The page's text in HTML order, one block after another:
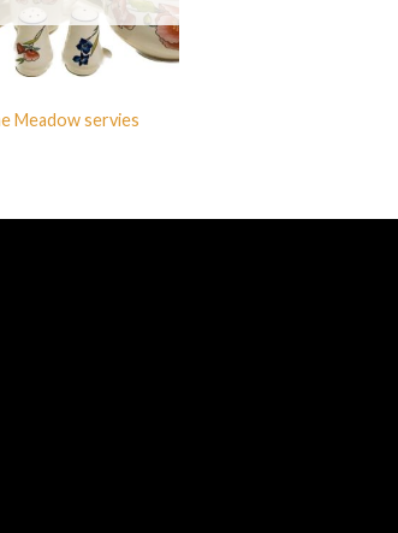
Meadow servies